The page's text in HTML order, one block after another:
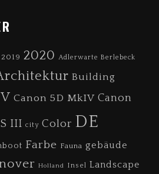
2019 2020 Adlerwarte Berlebeck
Building
Canon 5D MkIV Canon
III city Color DE
Farbe Fauna gebäude
Holland Insel Landscape